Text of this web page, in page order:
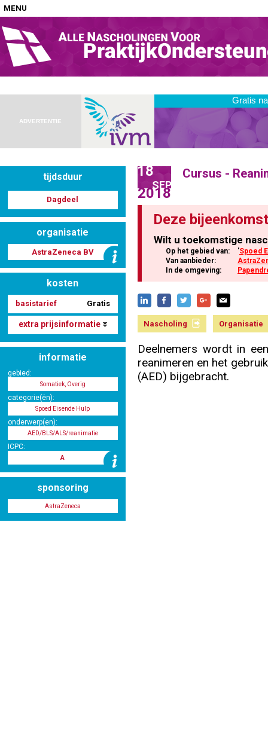
MENU
Home
Nascholingen op locatie (agenda)
Nascholingen online (elearning)
Nascholingen op aanvraag (in-company)
Nascholing aanmelden
Registreren
Inloggen
ADVERTENTIE
tijdsduur
Dagdeel
organisatie
AstraZeneca BV
kosten
basistarief Gratis
extra prijsinformatie
informatie
gebied:
Somatiek, Overig
categorie(ën):
Spoed Eisende Hulp
onderwerp(en):
AED/BLS/ALS/reanimatie
ICPC:
A
sponsoring
AstraZeneca
18
SEP
2018
Cursus -
Deze
Wilt u toekomstige
Op het gebied van: 'Spoed
Van aanbieder:
In de omgeving:
Nascholing Organisatie
Deelnemers wordt in
reanimeren en het
(AED) bijgebracht.